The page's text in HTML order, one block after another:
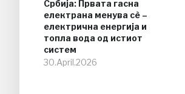
Србија: Првата гасна
електрана менува сè –
електрична енергија и
топла вода од истиот
систем
30.April.2026